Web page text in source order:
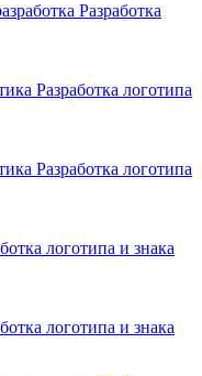
Разработка
Разработка логотипа
Разработка логотипа
логотипа и знака
логотипа и знака